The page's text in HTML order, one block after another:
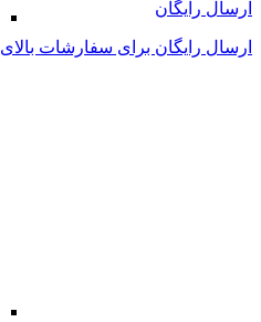
ارسال رایگان
ارسال رایگان برای سفارشات بالای 10 میلیون تومان